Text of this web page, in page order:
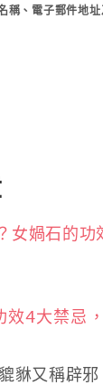
稱、電子郵件地
女媧石的功
效4大禁忌
貅又稱辟